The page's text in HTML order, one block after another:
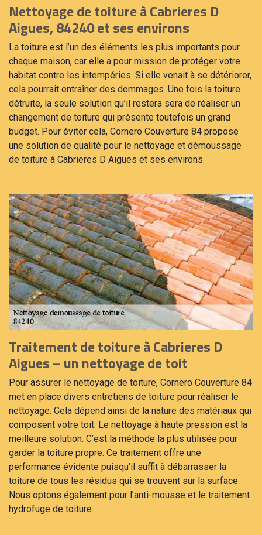
Nettoyage de toiture à Cabrieres D
Aigues, 84240 et ses environs
La toiture est l’un des éléments les plus importants pour
chaque maison, car elle a pour mission de protéger votre
habitat contre les intempéries. Si elle venait à se détériorer,
cela pourrait entraîner des dommages. Une fois la toiture
détruite, la seule solution qu’il restera sera de réaliser un
changement de toiture qui présente toutefois un grand
budget. Pour éviter cela, Cornero Couverture 84 propose
une solution de qualité pour le nettoyage et démoussage
de toiture à Cabrieres D Aigues et ses environs.
Traitement de toiture à Cabrieres D
Aigues – un nettoyage de toit
Pour assurer le nettoyage de toiture, Cornero Couverture 84
met en place divers entretiens de toiture pour réaliser le
nettoyage. Cela dépend ainsi de la nature des matériaux qui
composent votre toit. Le nettoyage à haute pression est la
meilleure solution. C’est la méthode la plus utilisée pour
garder la toiture propre. Ce traitement offre une
performance évidente puisqu’il suffit à débarrasser la
toiture de tous les résidus qui se trouvent sur la surface.
Nous optons également pour l’anti-mousse et le traitement
hydrofuge de toiture.